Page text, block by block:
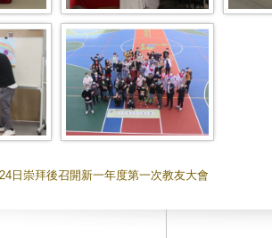
IMG 1700 (FILEminimizer)
日崇拜後召開新一年度第一次教友大會